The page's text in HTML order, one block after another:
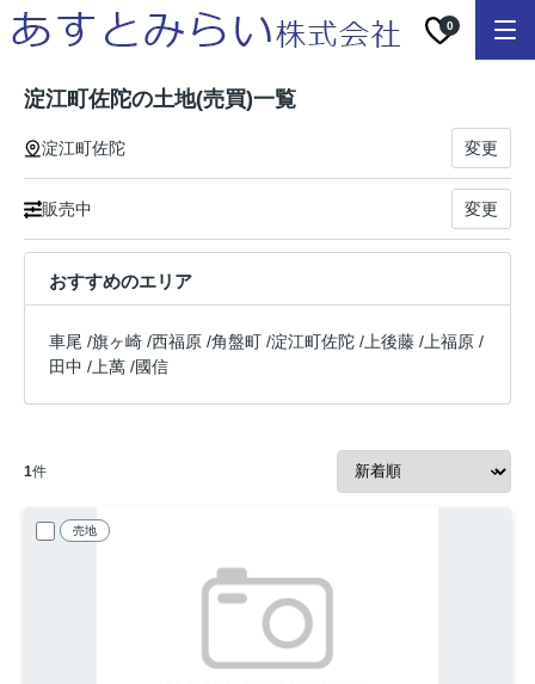
0
淀江町佐陀の土地(売買)一覧
淀江町佐陀 変更
販売中 変更
おすすめのエリア
車尾 /旗ヶ崎 /西福原 /角盤町 /淀江町佐陀 / 上後藤 / 上福原 /
田中 / 上萬 /國信
1件
売地